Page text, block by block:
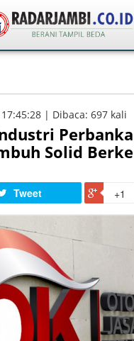
| Dibaca: 697 kali
Solid
Tweet +1